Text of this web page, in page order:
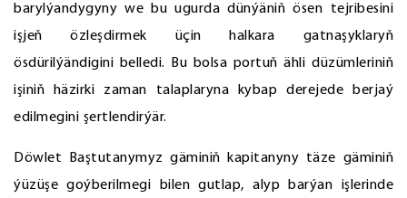
barylýandygyny we bu ugurda dünýäniň ösen tejribesini
işjeň özleşdirmek üçin halkara gatnaşyklaryň
ösdürilýändigini belledi. Bu bolsa portuň ähli düzümleriniň
işiniň häzirki zaman talaplaryna kybap derejede berjaý
edilmegini şertlendirýär.
Döwlet Baştutanymyz gäminiň kapitanyny täze gäminiň
ýüzüşe goýberilmegi bilen gutlap, alyp barýan işlerinde